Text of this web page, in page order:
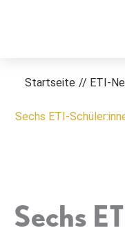
Startseite // ETI-
Sechs ETI-
Sechs